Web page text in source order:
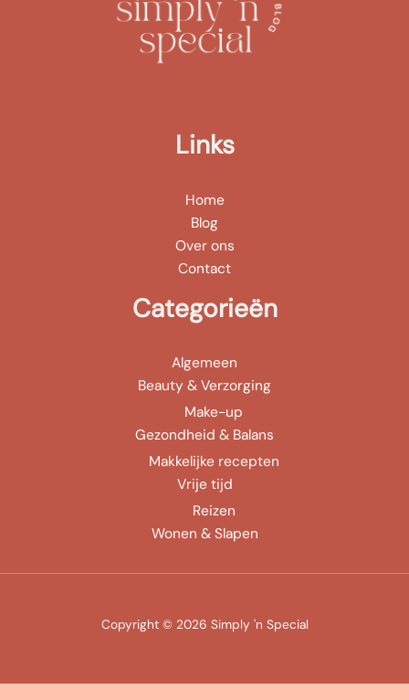
Links
Home
Blog
Over ons
Contact
Categorieën
Algemeen
Beauty & Verzorging
Make-up
Gezondheid & Balans
Makkelijke recepten
Vrije tijd
Reizen
Wonen & Slapen
Copyright © 2026 Simply 'n Special